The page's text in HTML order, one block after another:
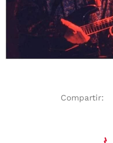
Compartir: